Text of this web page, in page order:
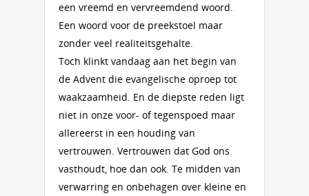
een vreemd en vervreemdend woord.
Een woord voor de preekstoel maar
zonder veel realiteitsgehalte.
Toch klinkt vandaag aan het begin van
de Advent die evangelische oproep tot
waakzaamheid. En de diepste reden ligt
niet in onze voor- of tegenspoed maar
allereerst in een houding van
vertrouwen. Vertrouwen dat God ons
vasthoudt, hoe dan ook. Te midden van
verwarring en onbehagen over kleine en